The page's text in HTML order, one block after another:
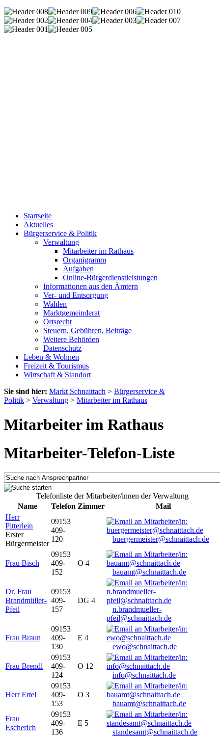
Startseite
Aktuelles
Bürgerservice & Politik
Verwaltung
Mitarbeiter im Rathaus
Organigramm
Aufgaben
Online-Bürgerdienstleistungen
Informationen aus den Ämtern
Ver- und Entsorgung
Wahlen
Marktgemeinderat
Ortsrecht
Steuern, Gebühren, Beiträge
Weitere Behörden
Datenschutz
Leben & Wohnen
Freizeit & Tourismus
Wirtschaft & Standort
Sie sind hier: Markt Schnaittach > Bürgerservice &
Politik > Verwaltung > Mitarbeiter im Rathaus
Mitarbeiter im Rathaus
Mitarbeiter-Telefon-Liste
Telefonliste der Mitarbeiter/innen der Verwaltung
Name
Telefon Zimmer
Mail
Herr
Pitterlein
Erster
Bürgermeister
09153
409-
120
buergermeister@schnaittach.de
Frau Bisch
09153
409-
152
O 4
bauamt@schnaittach.de
Dr. Frau
Brandmüller-
Pfeil
09153
409-
157
DG 4
n.brandmueller-
pfeil@schnaittach.de
Frau Braun
09153
409-
130
E 4
ewo@schnaittach.de
Frau Brendl
09153
409-
124
O 12
info@schnaittach.de
Herr Ertel
09153
409-
153
O 3
bauamt@schnaittach.de
Frau
Escherich
09153
409-
136
E 5
standesamt@schnaittach.de